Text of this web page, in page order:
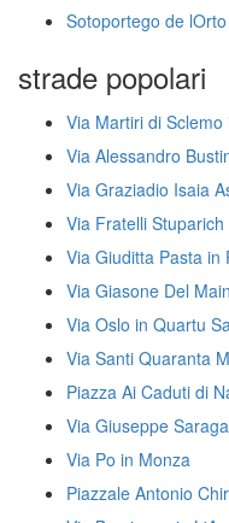
Sotoportego de
strade popolari
Via Martiri di
Via Alessandro
Via Graziadio Isaia
Via Fratelli
Via Giuditta Pasta in
Via Giasone Del
Via Oslo in Quartu
Via Santi Quaranta
Piazza Ai Caduti di
Via Giuseppe
Via Po in Monza
Piazzale Antonio